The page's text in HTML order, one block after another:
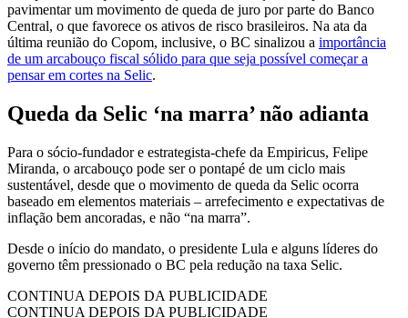
pavimentar um movimento de queda de juro por parte do Banco
Central, o que favorece os ativos de risco brasileiros. Na ata da
última reunião do Copom, inclusive, o BC sinalizou a importância
de um arcabouço fiscal sólido para que seja possível começar a
pensar em cortes na Selic.
Queda da Selic ‘na marra’ não adianta
Para o sócio-fundador e estrategista-chefe da Empiricus, Felipe
Miranda, o arcabouço pode ser o pontapé de um ciclo mais
sustentável, desde que o movimento de queda da Selic ocorra
baseado em elementos materiais – arrefecimento e expectativas de
inflação bem ancoradas, e não “na marra”.
Desde o início do mandato, o presidente Lula e alguns líderes do
governo têm pressionado o BC pela redução na taxa Selic.
CONTINUA DEPOIS DA PUBLICIDADE
CONTINUA DEPOIS DA PUBLICIDADE